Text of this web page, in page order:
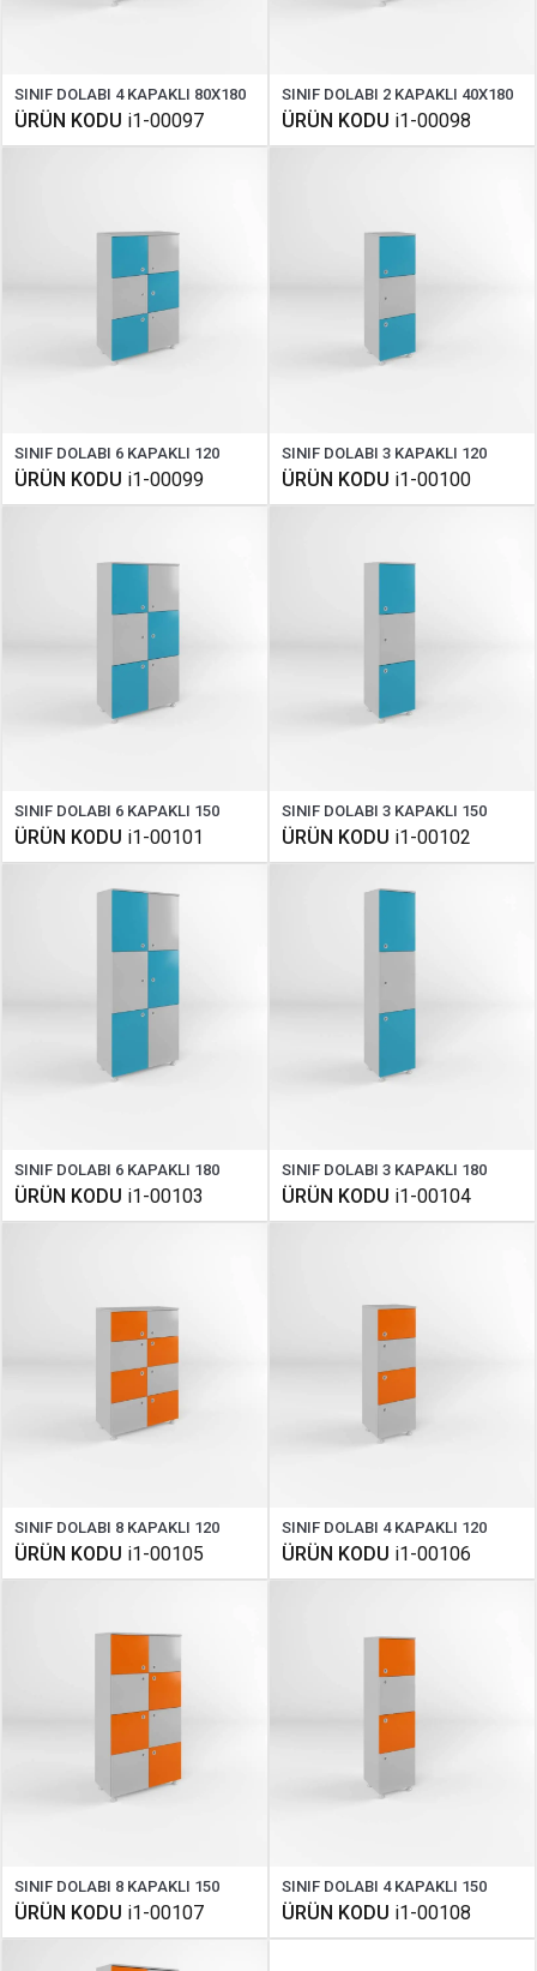
SINIF DOLABI 4 KAPAKLI 80X180
ÜRÜN KODU i1-00097
SINIF DOLABI 2 KAPAKLI 40X180
ÜRÜN KODU i1-00098
SINIF DOLABI 6 KAPAKLI 120
ÜRÜN KODU i1-00099
SINIF DOLABI 3 KAPAKLI 120
ÜRÜN KODU i1-00100
SINIF DOLABI 6 KAPAKLI 150
ÜRÜN KODU i1-00101
SINIF DOLABI 3 KAPAKLI 150
ÜRÜN KODU i1-00102
SINIF DOLABI 6 KAPAKLI 180
ÜRÜN KODU i1-00103
SINIF DOLABI 3 KAPAKLI 180
ÜRÜN KODU i1-00104
SINIF DOLABI 8 KAPAKLI 120
ÜRÜN KODU i1-00105
SINIF DOLABI 4 KAPAKLI 120
ÜRÜN KODU i1-00106
SINIF DOLABI 8 KAPAKLI 150
ÜRÜN KODU i1-00107
SINIF DOLABI 4 KAPAKLI 150
ÜRÜN KODU i1-00108